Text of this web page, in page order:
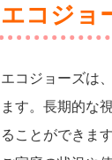
エコジョ
エコジョーズは
ます。長期的な
ることができま